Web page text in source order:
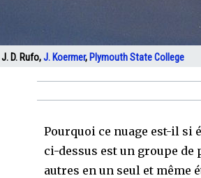
J. D. Rufo,J. Koermer, Plymouth State College
Pourquoi ce nuage est-il si
ci-dessus est un groupe
autres en un seul et même